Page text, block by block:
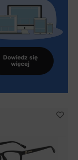
Dowiedz się
więcej